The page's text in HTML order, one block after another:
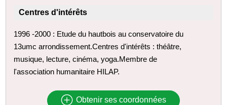
Centres d'intérêts
1996 -2000 : Etude du hautbois au conservatoire du
13umc arrondissement.Centres d'intérêts : théâtre,
musique, lecture, cinéma, yoga.Membre de
l'association humanitaire HILAP.
Obtenir ses coordonnées